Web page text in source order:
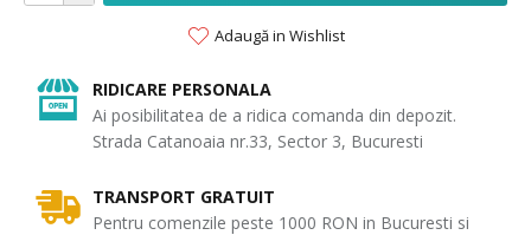
Adaugă in Wishlist
RIDICARE PERSONALA
Ai posibilitatea de a ridica comanda din depozit.
Strada Catanoaia nr.33, Sector 3, Bucuresti
TRANSPORT GRATUIT
Pentru comenzile peste 1000 RON in Bucuresti si